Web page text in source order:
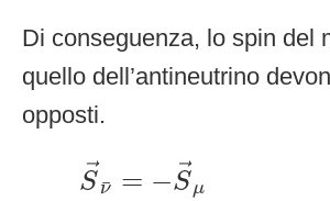
Di conseguenza, lo spin del
quello dell’antineutrino
opposti.
→
S¯
ν = − →
Sμ
S→ −S